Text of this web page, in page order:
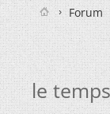
Forum
le temps